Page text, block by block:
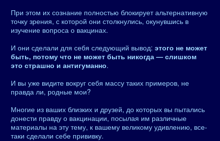
При этом их сознание полностью блокирует альтернативную
точку зрения, с которой они столкнулись, окунувшись в
изучение вопроса о вакцинах.
И они сделали для себя следующий вывод: этого не может
быть, потому что не может быть никогда — слишком
это страшно и антигуманно.
И вы уже видите вокруг себя массу таких примеров, не
правда ли, родные мои?
Многие из ваших близких и друзей, до которых вы пытались
донести правду о вакцинации, посылая им различные
материалы на эту тему, к вашему великому удивлению, все-
таки сделали себе прививку.